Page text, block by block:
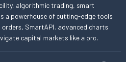
algorithmic trading, smart
a powerhouse of cutting-edge tools
orders, SmartAPI, advanced charts
capital markets like a pro.